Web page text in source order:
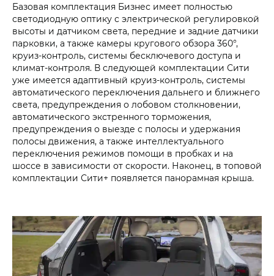
Базовая комплектация Бизнес имеет полностью
светодиодную оптику с электрической регулировкой
высоты и датчиком света, передние и задние датчики
парковки, а также камеры кругового обзора 360°,
круиз-контроль, системы бесключевого доступа и
климат-контроля. В следующей комплектации Сити
уже имеется адаптивный круиз-контроль, системы
автоматического переключения дальнего и ближнего
света, предупреждения о лобовом столкновении,
автоматического экстренного торможения,
предупреждения о выезде с полосы и удержания
полосы движения, а также интеллектуального
переключения режимов помощи в пробках и на
шоссе в зависимости от скорости. Наконец, в топовой
комплектации Сити+ появляется панорамная крыша.